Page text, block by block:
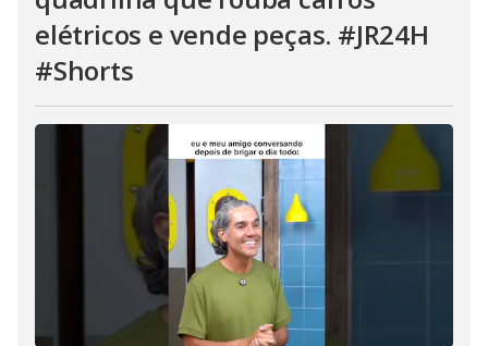
elétricos e vende peças. #JR24H
#Shorts